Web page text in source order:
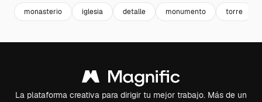
monasterio iglesia detalle monumento torre
La plataforma creativa para dirigir tu mejor trabajo. Más de un